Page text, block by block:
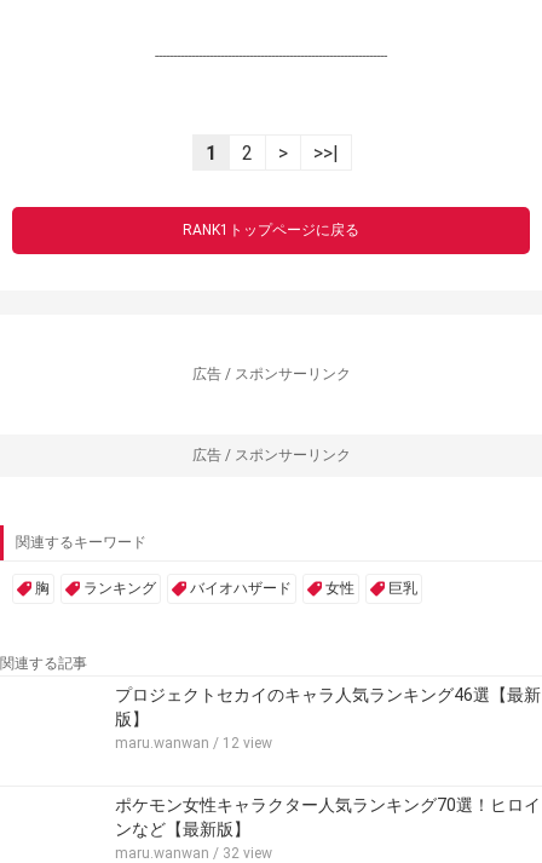
----------------------------------------------------------------
1 2 > >>|
RANK1トップページに戻る
広告 / スポンサーリンク
広告 / スポンサーリンク
関連するキーワード
胸 ランキング バイオハザード 女性 巨乳
関連する記事
プロジェクトセカイのキャラ人気ランキング46選【最新
版】
maru.wanwan / 12 view
ポケモン女性キャラクター人気ランキング70選！ヒロイ
ンなど【最新版】
maru.wanwan / 32 view